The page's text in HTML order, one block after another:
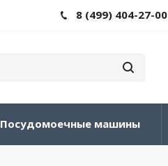
8 (499) 404-27-00
Посудомоечные машины